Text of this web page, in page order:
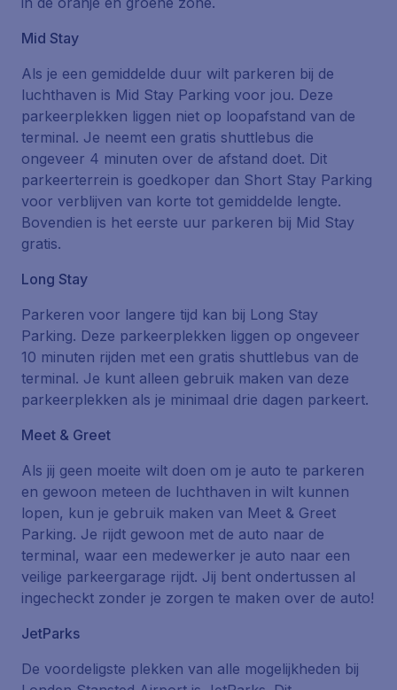
Mid Stay
Als je een gemiddelde duur wilt parkeren bij de
luchthaven is Mid Stay Parking voor jou. Deze
parkeerplekken liggen niet op loopafstand van de
terminal. Je neemt een gratis shuttlebus die
ongeveer 4 minuten over de afstand doet. Dit
parkeerterrein is goedkoper dan Short Stay Parking
voor verblijven van korte tot gemiddelde lengte.
Bovendien is het eerste uur parkeren bij Mid Stay
gratis.
Long Stay
Parkeren voor langere tijd kan bij Long Stay
Parking. Deze parkeerplekken liggen op ongeveer
10 minuten rijden met een gratis shuttlebus van de
terminal. Je kunt alleen gebruik maken van deze
parkeerplekken als je minimaal drie dagen parkeert.
Meet & Greet
Als jij geen moeite wilt doen om je auto te parkeren
en gewoon meteen de luchthaven in wilt kunnen
lopen, kun je gebruik maken van Meet & Greet
Parking. Je rijdt gewoon met de auto naar de
terminal, waar een medewerker je auto naar een
veilige parkeergarage rijdt. Jij bent ondertussen al
ingecheckt zonder je zorgen te maken over de auto!
JetParks
De voordeligste plekken van alle mogelijkheden bij